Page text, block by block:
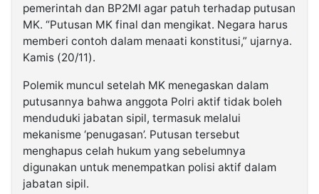
pemerintah dan BP2MI agar patuh terhadap putusan
MK. “Putusan MK final dan mengikat. Negara harus
memberi contoh dalam menaati konstitusi,” ujarnya.
Kamis (20/11).
Polemik muncul setelah MK menegaskan dalam
putusannya bahwa anggota Polri aktif tidak boleh
menduduki jabatan sipil, termasuk melalui
mekanisme ‘penugasan’. Putusan tersebut
menghapus celah hukum yang sebelumnya
digunakan untuk menempatkan polisi aktif dalam
jabatan sipil.